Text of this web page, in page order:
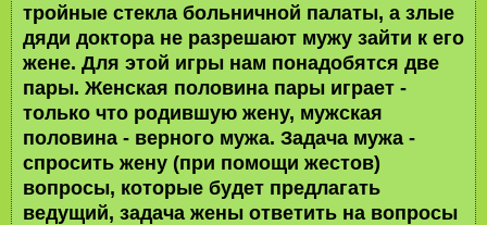
тройные стекла больничной палаты, а злые
дяди доктора не разрешают мужу зайти к его
жене. Для этой игры нам понадобятся две
пары. Женская половина пары играет -
только что родившую жену, мужская
половина - верного мужа. Задача мужа -
спросить жену (при помощи жестов)
вопросы, которые будет предлагать
ведущий, задача жены ответить на вопросы